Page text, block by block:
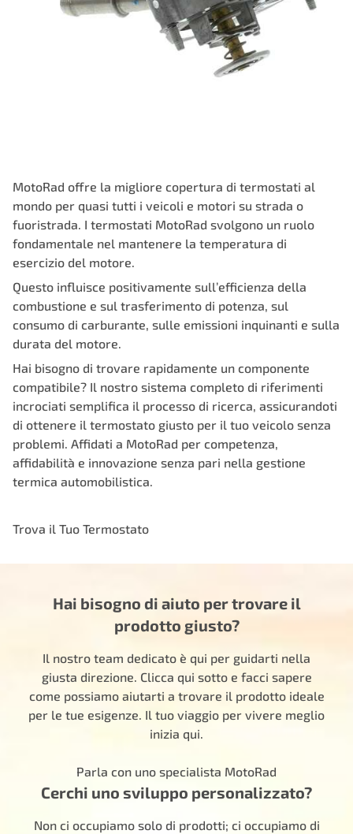
MotoRad offre la migliore copertura di termostati al
mondo per quasi tutti i veicoli e motori su strada o
fuoristrada. I termostati MotoRad svolgono un ruolo
fondamentale nel mantenere la temperatura di
esercizio del motore.
Questo influisce positivamente sull’efficienza della
combustione e sul trasferimento di potenza, sul
consumo di carburante, sulle emissioni inquinanti e sulla
durata del motore.
Hai bisogno di trovare rapidamente un componente
compatibile? Il nostro sistema completo di riferimenti
incrociati semplifica il processo di ricerca, assicurandoti
di ottenere il termostato giusto per il tuo veicolo senza
problemi. Affidati a MotoRad per competenza,
affidabilità e innovazione senza pari nella gestione
termica automobilistica.
Trova il Tuo Termostato
Hai bisogno di aiuto per trovare il
prodotto giusto?
Il nostro team dedicato è qui per guidarti nella
giusta direzione. Clicca qui sotto e facci sapere
come possiamo aiutarti a trovare il prodotto ideale
per le tue esigenze. Il tuo viaggio per vivere meglio
inizia qui.
Parla con uno specialista MotoRad
Cerchi uno sviluppo personalizzato?
Non ci occupiamo solo di prodotti; ci occupiamo di